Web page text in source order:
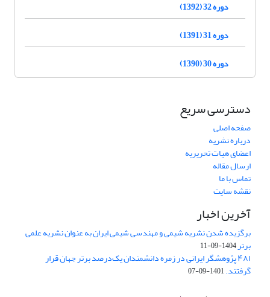
دوره 32 (1392)
دوره 31 (1391)
دوره 30 (1390)
دسترسی سریع
صفحه اصلی
درباره نشریه
اعضای هیات تحریریه
ارسال مقاله
تماس با ما
نقشه سایت
آخرین اخبار
برگزیده شدن نشریه شیمی و مهندسی شیمی ایران به عنوان نشریه علمی
برتر1404-09-11
۴۸۱ پژوهشگر ایرانی در زمره دانشمندان یک‌درصد برتر جهان قرار
گرفتند.1401-09-07